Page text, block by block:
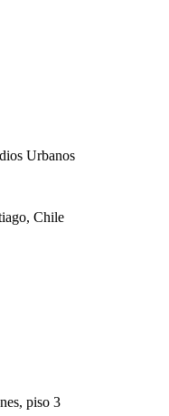
Urbanos
Chile
piso 3